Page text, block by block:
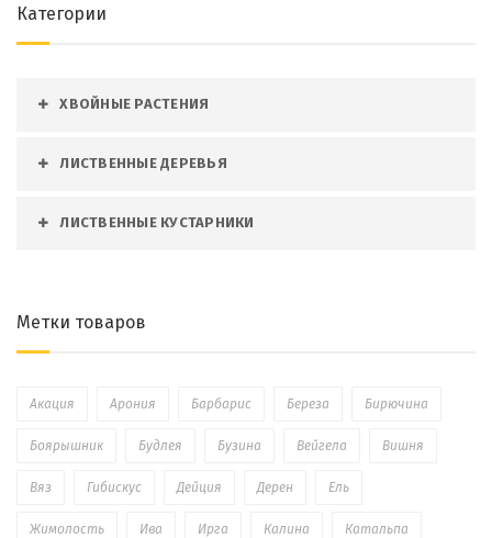
Категории
ХВОЙНЫЕ РАСТЕНИЯ
ЛИСТВЕННЫЕ ДЕРЕВЬЯ
ЛИСТВЕННЫЕ КУСТАРНИКИ
Метки товаров
Акация Арония Барбарис Береза Бирючина
Боярышник Будлея Бузина Вейгела Вишня
Вяз Гибискус Дейция Дерен Ель
Жимолость Ива Ирга Калина Катальпа